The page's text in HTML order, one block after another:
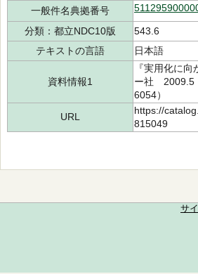
一般件名典拠番号
分類：都立NDC10版
543.6
テキストの言語
日本語
資料情報1
『実用化に
ー社 2009.5
6054）
URL
https://
815049
サ